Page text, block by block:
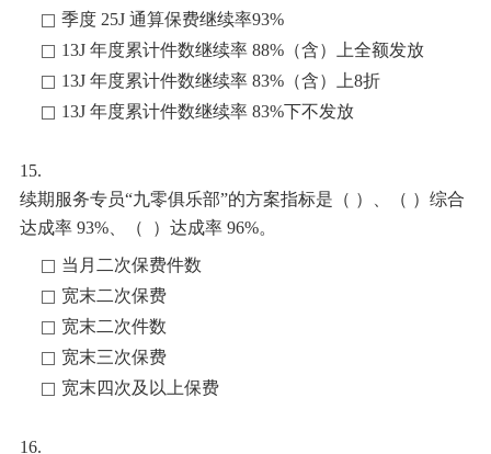
季度 25J 通算保费继续率93%
13J 年度累计件数继续率 88%（含）上全额发放
13J 年度累计件数继续率 83%（含）上8折
13J 年度累计件数继续率 83%下不发放
15.
续期服务专员“九零俱乐部”的方案指标是 （ ） （ ） 综合
达成率 93%、 （ ） 达成率 96%。
当月二次保费件数
宽末二次保费
宽末二次件数
宽末三次保费
宽末四次及以上保费
16.